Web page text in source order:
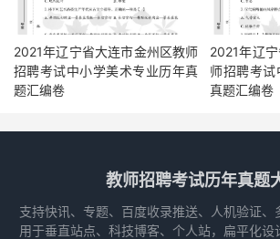
2021年辽宁省大连市金州区教师
招聘考试中小学美术专业历年真
题汇编卷
2021年辽
师招聘考
真题汇编卷
教师招聘考试历年真题
支持快讯、专题、百度收录推送、人机验证、
用于垂直站点、科技博客、个人站，扁平化设